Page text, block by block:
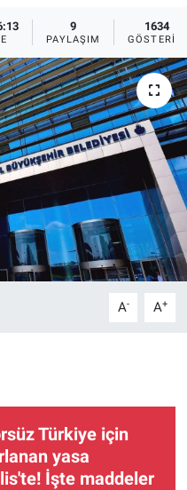
9
PAYLAŞIM
1634
GÖSTERIM
A- A+
Türkiye için
yasa
İşte maddeler